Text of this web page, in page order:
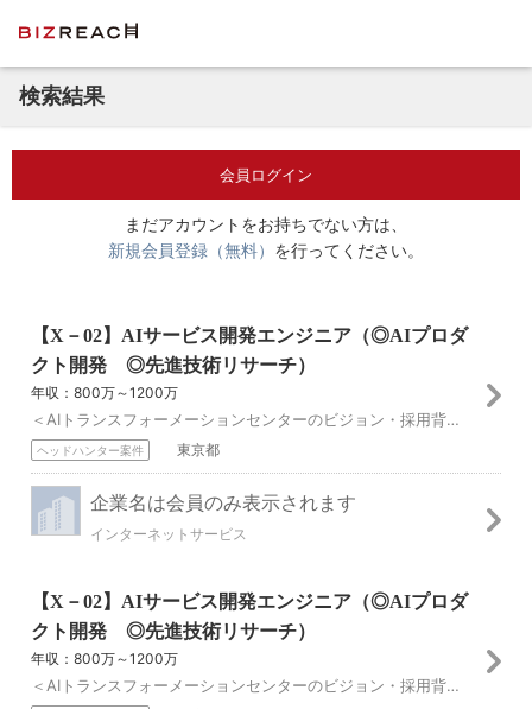
検索結果
会員ログイン
まだアカウントをお持ちでない方は、
新規会員登録（無料） を行ってください。
【X－02】AIサービス開発エンジニア（◎AIプロダ
クト開発 ◎先進技術リサーチ）
年収：800万～1200万
＜AIトランスフォーメーションセンターのビジョン・採用背景＞ 「私たちの手で未来を切り拓く。AIと共に」 AITC（AIトランスフォーメーションセンター）は、...
ヘッドハンター案件 東京都
企業名は会員のみ表示されます
インターネットサービス
【X－02】AIサービス開発エンジニア（◎AIプロダ
クト開発 ◎先進技術リサーチ）
年収：800万～1200万
＜AIトランスフォーメーションセンターのビジョン・採用背景＞ 「私たちの手で未来を切り拓く。AIと共に」 AITC（AIトランスフォーメーションセンター）は、...